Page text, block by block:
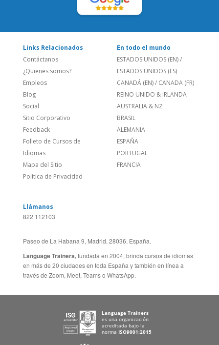
Links Relacionados
Contáctanos
¿Quienes somos?
Empleos
Blog
Social
Sitio Corporativo
Feedback
Mapa del Sitio
En todo el mundo
ESTADOS UNIDOS (EN)
ESTADOS UNIDOS (ES)
CANADÁ (EN)
REINO UNIDO & IRLANDA
AUSTRALIA & NZ
BRASIL
Llámanos
822 112103
en más de 20 ciudades en toda España y también en línea a
través de Zoom, Meet, Teams o WhatsApp.